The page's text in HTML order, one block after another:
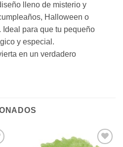
lleno de misterio y
Halloween o
para que tu pequeño
y especial.
en un verdadero